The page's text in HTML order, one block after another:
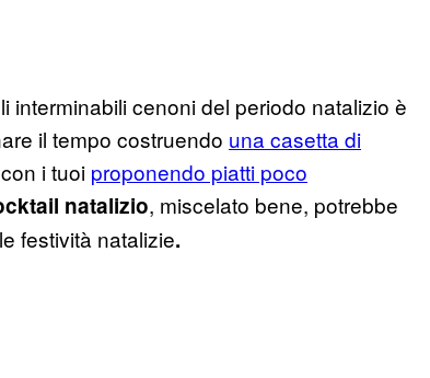
cenoni del periodo natalizio è
il tempo costruendo una casetta di
i tuoi proponendo piatti poco
natalizio, miscelato bene, potrebbe
festività natalizie.